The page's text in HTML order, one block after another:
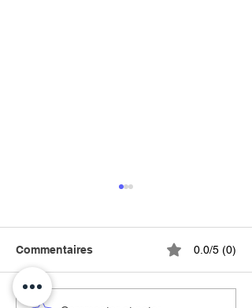
Commentaires 0.0/5 (0)